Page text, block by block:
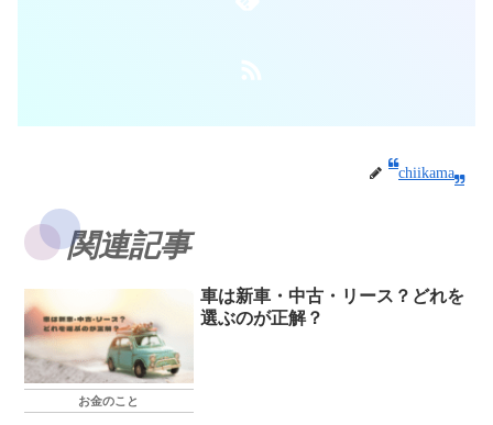
chiikama
関連記事
お金のこと
車は新車・中古・リース？どれを
選ぶのが正解？